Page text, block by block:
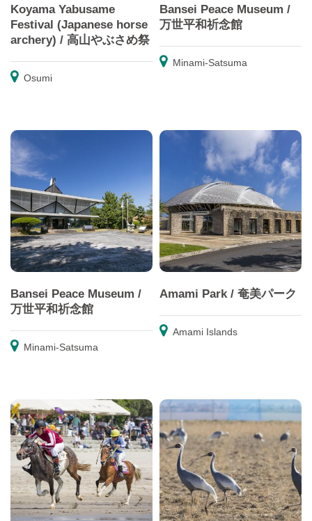
Koyama Yabusame
Festival (Japanese horse
archery) / 高山やぶさめ祭
Osumi
Bansei Peace Museum /
万世平和祈念館
Minami-Satsuma
Bansei Peace Museum /
万世平和祈念館
Minami-Satsuma
Amami Park / 奄美パーク
Amami Islands